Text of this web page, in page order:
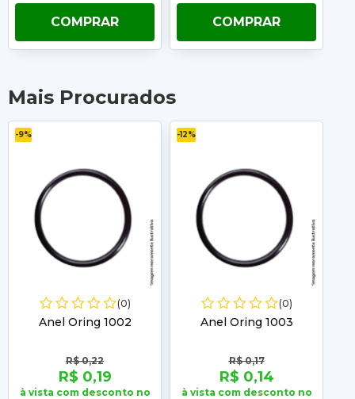
COMPRAR COMPRAR
Mais Procurados
-9%
(0)
Anel Oring 1002
R$ 0,22
R$ 0,19
à vista com desconto no
-12%
(0)
Anel Oring 1003
R$ 0,17
R$ 0,14
à vista com desconto no